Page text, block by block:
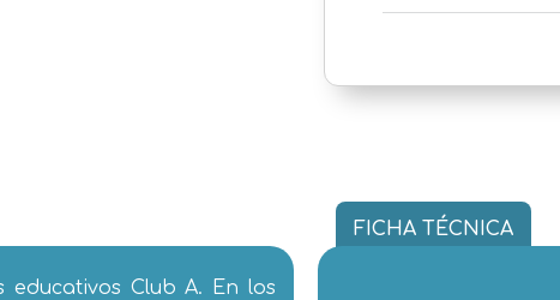
educativos Club A. En los
FICHA TÉCNICA